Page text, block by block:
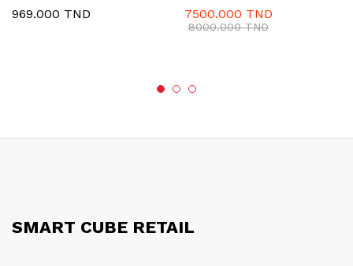
969.000 TND 7500.000 TND
8000.000TND
SMART CUBE RETAIL